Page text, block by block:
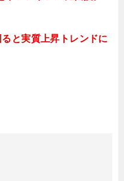
と実質上昇トレンドに